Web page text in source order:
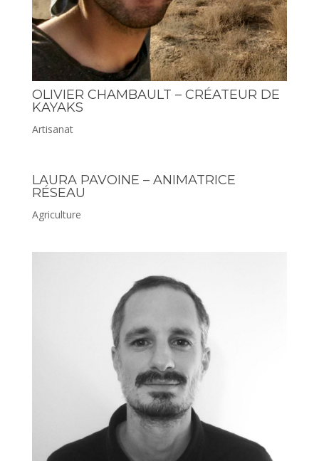
OLIVIER CHAMBAULT – CRÉATEUR DE
KAYAKS
Artisanat
LAURA PAVOINE – ANIMATRICE
RÉSEAU
Agriculture